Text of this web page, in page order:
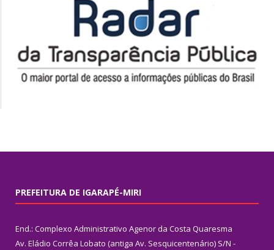
PREFEITURA DE IGARAPÉ-MIRI
End.: Complexo Administrativo Agenor da Costa Quaresma
Av. Eládio Corrêa Lobato (antiga Av. Sesquicentenário) S/N -